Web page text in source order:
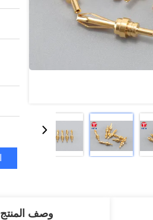
وصف المنتج